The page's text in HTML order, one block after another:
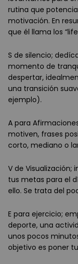
rutina que
motivación. En
que él llama los
S de silencio;
momento de
despertar,
una transición
ejemplo).
A para
motiven, frases
corto, mediano o
V de Visualización;
tus metas para el
ello. Se trata del
E para ejercicio;
deporte, una
unos pocos
objetivo es poner